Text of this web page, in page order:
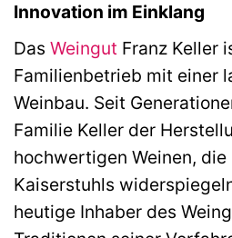
Innovation im Einklang
Das Weingut Franz Keller
Familienbetrieb mit einer
Weinbau. Seit
Familie Keller der
hochwertigen Weinen, die
Kaiserstuhls
heutige Inhaber des